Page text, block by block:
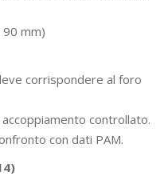
90 mm)
corrispondere al foro
controllato.
con dati PAM.